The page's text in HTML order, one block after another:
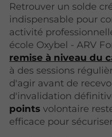
Retrouver un solde
indispensable pour
activité
école Oxybel - ARV
remise à niveau du
à des sessions
d'agir avant de
d'invalidation
points volontaire
efficace pour